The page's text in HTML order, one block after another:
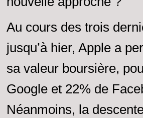
Au cours des trois
jusqu’à hier, Apple a
sa valeur boursière,
Google et 22% de
Néanmoins, la